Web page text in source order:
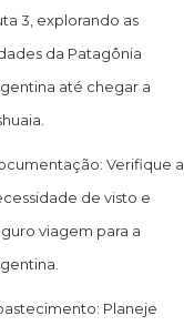
3, explorando as
da Patagônia
até chegar a
Verifique a
de visto e
viagem para a
Planeje